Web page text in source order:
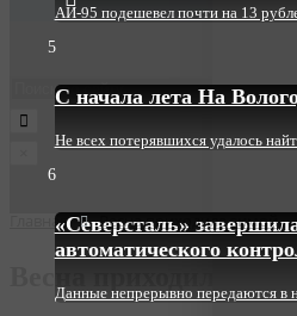
АИ-95 подешевел почти на 13
5
С начала лета На
Не всех потерявшихся удалось
6
«Северсталь»
автоматического
Данные непрерывно передаются в
Главная Весна приходила зимой